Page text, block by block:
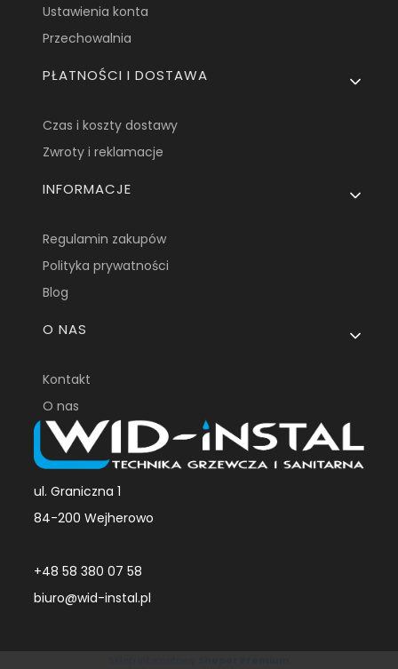
Ustawienia konta
Przechowalnia
PŁATNOŚCI I DOSTAWA
Czas i koszty dostawy
Zwroty i reklamacje
INFORMACJE
Regulamin zakupów
Polityka prywatności
Blog
O NAS
Kontakt
O nas
ul. Graniczna 1
84-200 Wejherowo
+48 58 380 07 58
biuro@wid-instal.pl